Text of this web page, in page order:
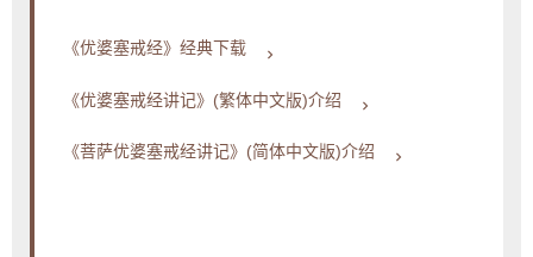
《优婆塞戒经》经典下载 keyboard_arrow_right
《优婆塞戒经讲记》(繁体中文版)介绍 keyboard_arrow_right
《菩萨优婆塞戒经讲记》(简体中文版)介绍 keyboard_arrow_right